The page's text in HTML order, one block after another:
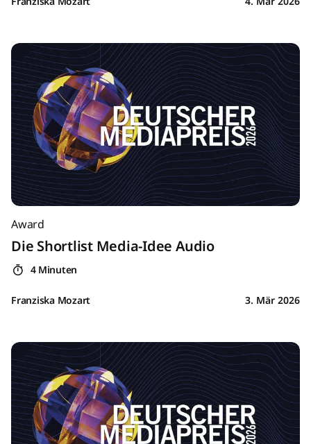
Award
Die Shortlist Media-Idee Audio
4 Minuten
Franziska Mozart 3. Mär 2026